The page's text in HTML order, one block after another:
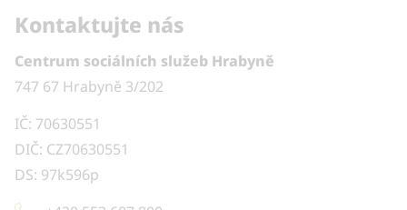
Kontaktujte nás
Centrum sociálních služeb Hrabyně
747 67 Hrabyně 3/202
IČ: 70630551
DIČ: CZ70630551
DS: 97k596p